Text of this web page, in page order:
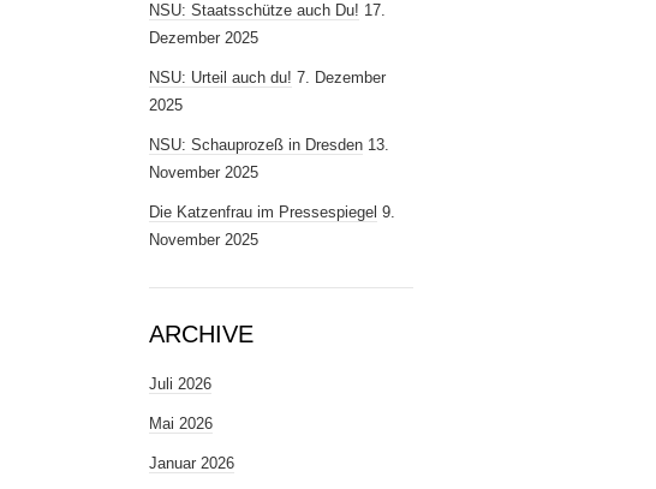
NSU: Staatsschütze auch Du! 17.
Dezember 2025
NSU: Urteil auch du! 7. Dezember
2025
NSU: Schauprozeß in Dresden 13.
November 2025
Die Katzenfrau im Pressespiegel 9.
November 2025
ARCHIVE
Juli 2026
Mai 2026
Januar 2026